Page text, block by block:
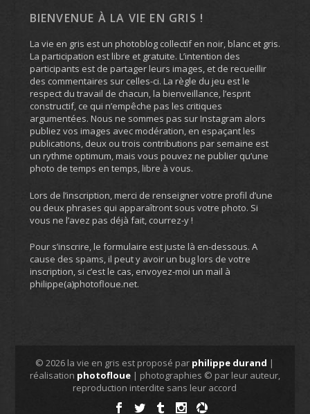
BIENVENUE À LA VIE EN GRIS !
La vie en gris est un photoblog collectif en noir, blanc et gris.
La participation est libre et gratuite. L’intention des
participants est de partager leurs images, et de recueillir
des commentaires sur celles-ci. La règle du jeu est le
respect du travail de chacun, la bienveillance, l’esprit
constructif, ce qui n’empêche pas les critiques
argumentées. Nous ne sommes pas sur Instagram alors
publiez vos images avec modération, en espaçant les
publications, deux ou trois contributions par semaine est
un rythme optimum, mais vous pouvez ne publier qu’une
photo de temps en temps, libre à vous.
Lors de l’inscription, merci de renseigner votre profil d’une
ou deux phrases qui apparaîtront sous votre photo. Si
vous ne l’avez pas déjà fait, courrez-y !
Pour s’inscrire, le formulaire est juste là en-dessous. A
cause des spams, il peut y avoir un bug lors de votre
inscription, si c’est le cas, envoyez-moi un mail à
philippe(a)photofloue.net.
© 2026 la vie en gris est proposé par philippe durand |
réalisation photofloue| photographies © par leur auteur,
reproduction interdite sans leur accord